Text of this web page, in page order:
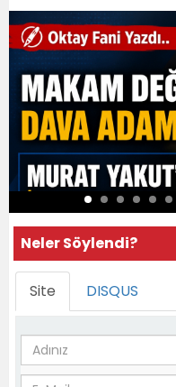
Neler Söylendi?
Site DISQUS